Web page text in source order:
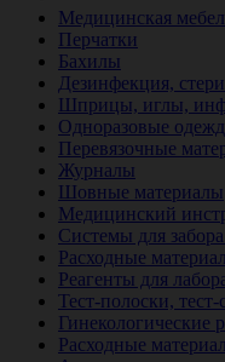
Медицинская
Перчатки
Бахилы
Дезинфекция,
Шприцы, иглы,
Одноразовые
Перевязочные
Журналы
Шовные материалы
Медицинский
Системы для
Расходные
Реагенты для
Тест-полоски,
Гинекологические
Расходные